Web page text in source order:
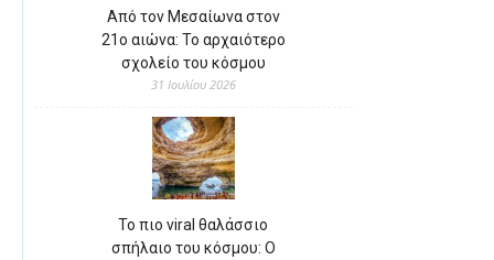
Από τον Μεσαίωνα στον
21ο αιώνα: Το αρχαιότερο
σχολείο του κόσμου
31 Ιουλίου 2026
Το πιο viral θαλάσσιο
σπήλαιο του κόσμου: Ο